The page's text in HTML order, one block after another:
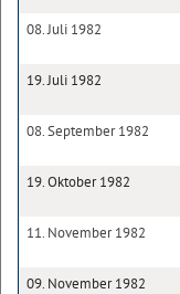
08. Juli 1982
19. Juli 1982
08. September 1982
19. Oktober 1982
11. November 1982
09. November 1982